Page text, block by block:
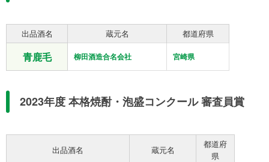
出品酒名 蔵元名 都道府県
青鹿毛 柳田酒造合名会社 宮崎県
2023年度 本格焼酎・泡盛コンクール 審査員賞
出品酒名 蔵元名
都道府
県